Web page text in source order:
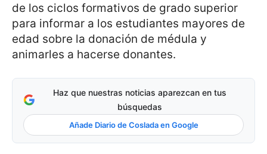
de los ciclos formativos de grado superior
para informar a los estudiantes mayores de
edad sobre la donación de médula y
animarles a hacerse donantes.
Haz que nuestras noticias aparezcan en tus
búsquedas
Añade Diario de Coslada en Google